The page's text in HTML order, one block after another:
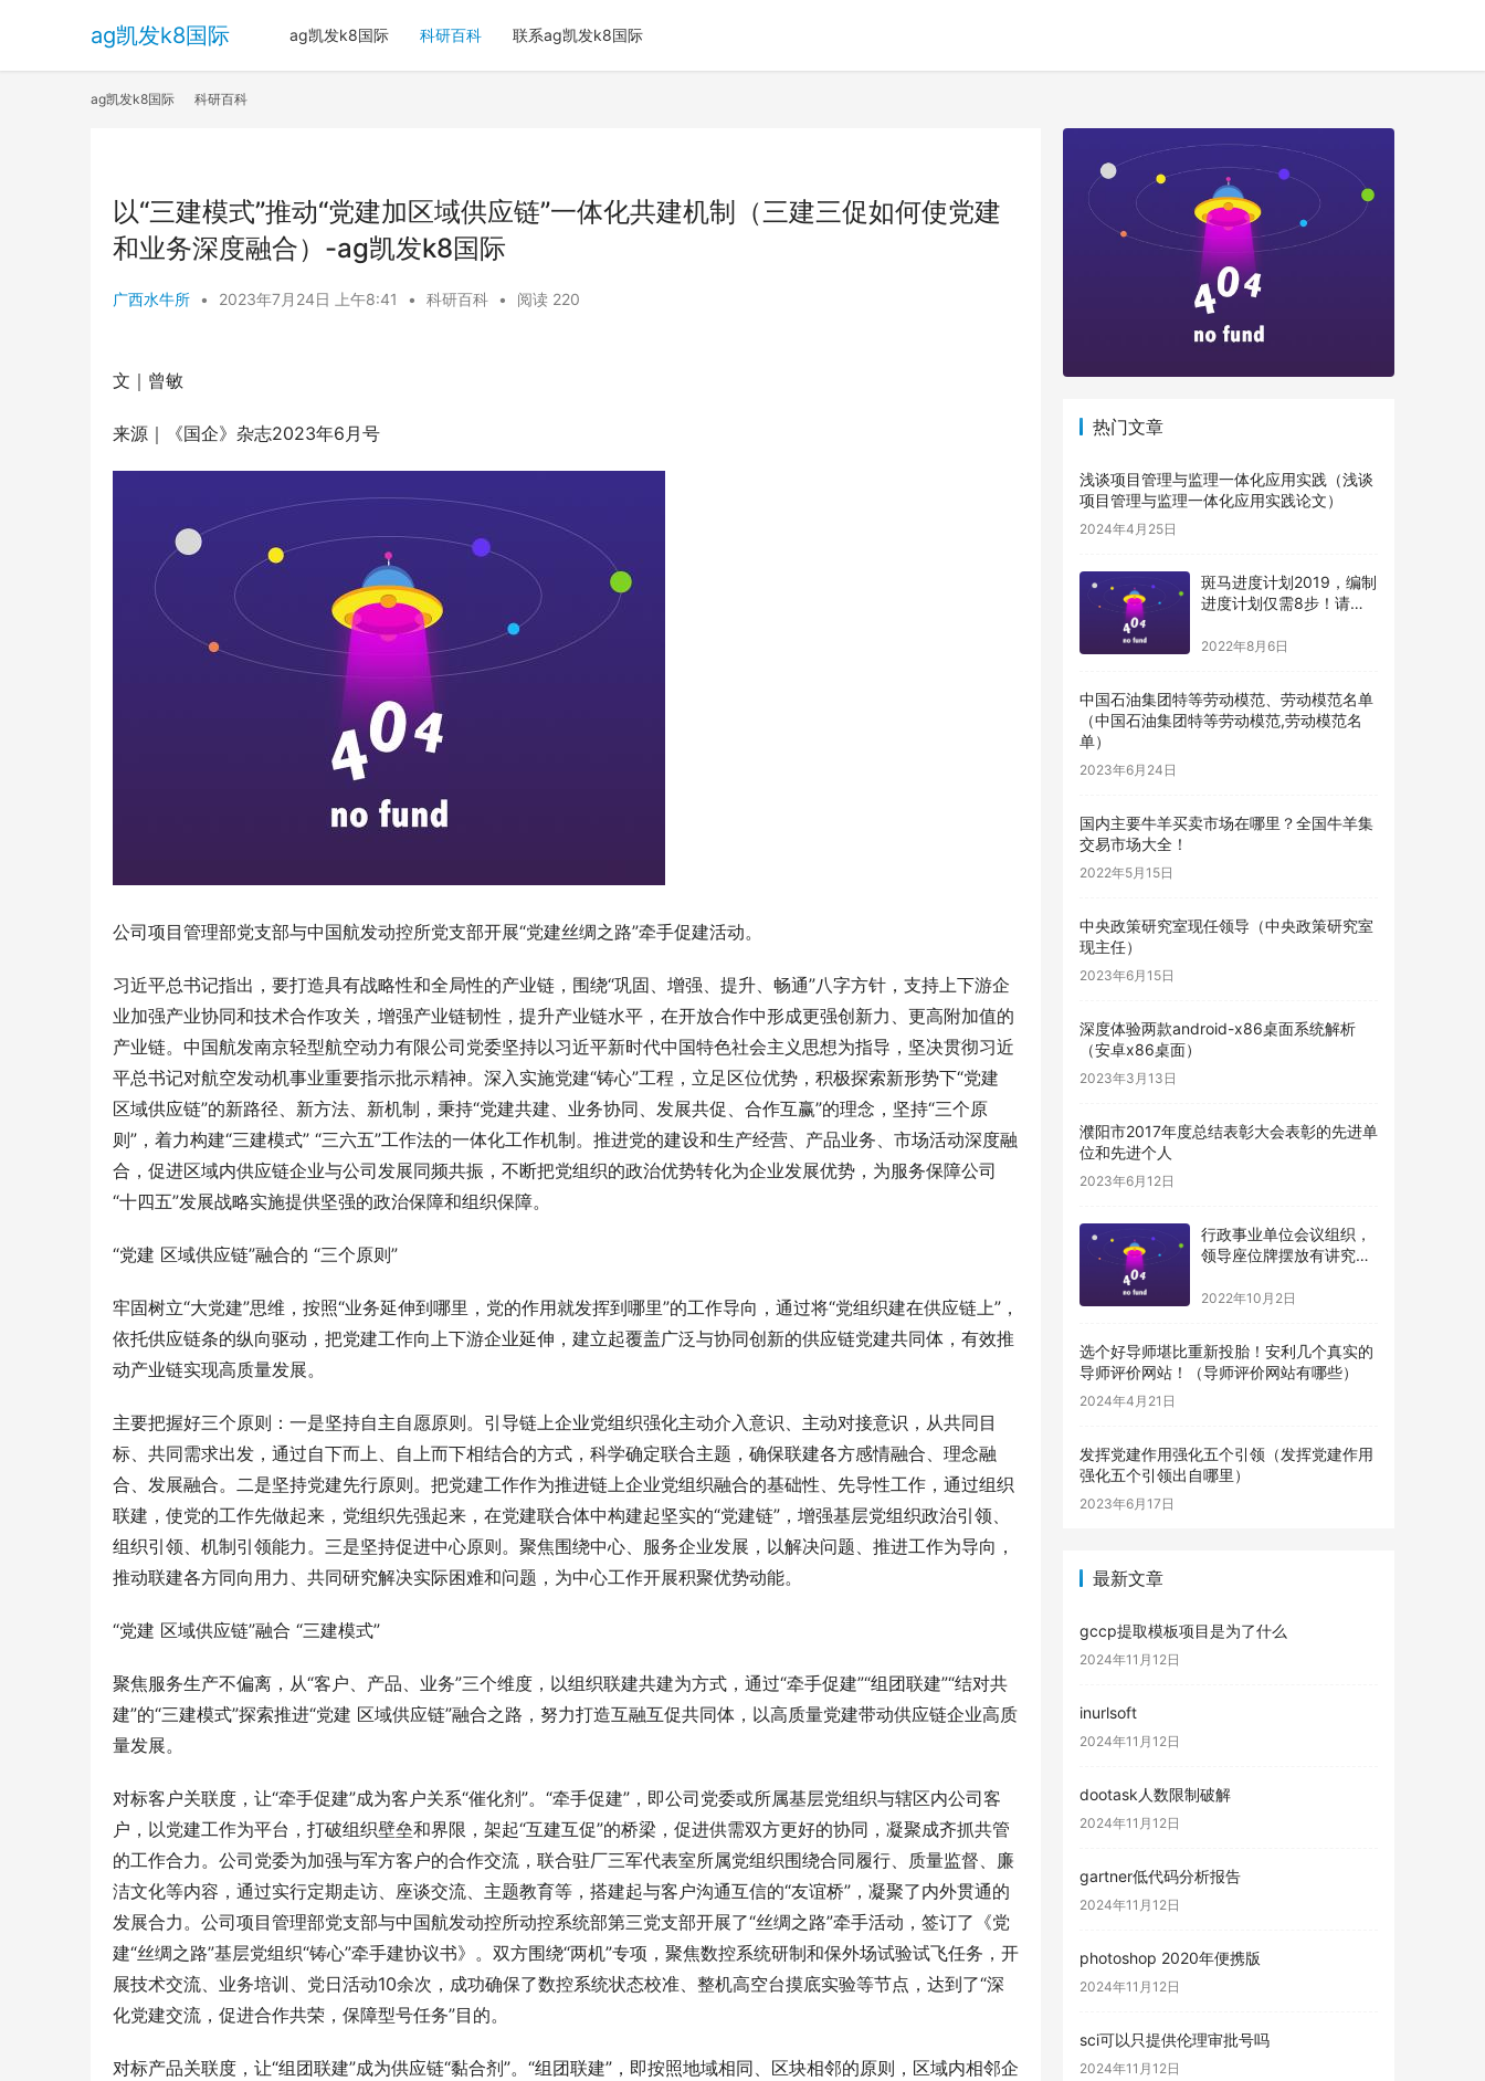
ag凯发k8国际 ag凯发k8国际 科研百科 联系ag凯发k8国际
ag凯发k8国际 科研百科
以“三建模式”推动“党建加区域供应链”一体化共建机制（三建三促如何使党建
和业务深度融合）-ag凯发k8国际
广西水牛所 • 2023年7月24日 上午8:41 • 科研百科 • 阅读 220
文｜ 曾敏
来源｜《国企》杂志2023年6月号
公司项目管理部党支部与中国航发动控所党支部开展“党建丝绸之路”牵手促建活动。
习近平总书记指出，要打造具有战略性和全局性的产业链 ，围绕“巩固、增强、提升、畅通”八字方针 ，支持上下游企
业加强产业协同和技术合作攻关，增强产业链韧性，提升产业链水平，在开放合作中形成更强创新力、更高附加值的
产业链。 中国航发南京轻型航空动力有限公司党委坚持以习近平新时代中国特色社会主义思想为指导，坚决贯彻习近
平总书记对航空发动机事业重要指示批示精神。深入实施党建“铸心”工程，立足区位优势，积极探索新形势下“党建
区域供应链”的新路径、新方法、新机制，秉持“党建共建、业务协同、发展共促、合作互赢”的理念，坚持“三个原
则”，着力构建“三建模式” “三六五”工作法的一体化工作机制。推进党的建设和生产经营、产品业务、市场活动深度融
合，促进区域内供应链企业与公司发展同频共振，不断把党组织的政治优势转化为企业发展优势，为服务保障公司
“十四五”发展战略实施提供坚强的政治保障和组织保障。
“党建 区域供应链”融合的 “三个原则”
牢固树立“大党建”思维，按照“业务延伸到哪里，党的作用就发挥到哪里”的工作导向，通过将“党组织建在供应链上”，
依托供应链条的纵向驱动，把党建工作向上下游企业延伸，建立起覆盖广泛与协同创新的供应链党建共同体，有效推
动产业链实现高质量发展。
主要把握好三个原则：一是坚持自主自愿原则。引导链上企业党组织强化主动介入意识、主动对接意识，从共同目
标、共同需求出发，通过自下而上、自上而下相结合的方式，科学确定联合主题，确保联建各方感情融合、理念融
合、发展融合。二是坚持党建先行原则。把党建工作作为推进链上企业党组织融合的基础性、先导性工作，通过组织
联建，使党的工作先做起来，党组织先强起来，在党建联合体中构建起坚实的“党建链”，增强基层党组织政治引领、
组织引领、机制引领能力。三是坚持促进中心原则。聚焦围绕中心、服务企业发展，以解决问题、推进工作为导向，
推动联建各方同向用力、共同研究解决实际困难和问题，为中心工作开展积聚优势动能。
“党建 区域供应链”融合 “三建模式”
聚焦服务生产不偏离，从“客户、产品、业务”三个维度，以组织联建共建为方式，通过“牵手促建”“组团联建”“结对共
建”的“三建模式”探索推进“党建 区域供应链”融合之路，努力打造互融互促共同体，以高质量党建带动供应链企业高质
量发展。
对标客户关联度，让“牵手促建”成为客户关系“催化剂”。“牵手促建”，即公司党委或所属基层党组织与辖区内公司客
户，以党建工作为平台，打破组织壁垒和界限，架起“互建互促”的桥梁，促进供需双方更好的协同，凝聚成齐抓共管
的工作合力。公司党委为加强与军方客户的合作交流，联合驻厂三军代表室所属党组织围绕合同履行、质量监督、廉
洁文化等内容，通过实行定期走访、座谈交流、主题教育等，搭建起与客户沟通互信的“友谊桥”，凝聚了内外贯通的
发展合力。公司项目管理部党支部与中国航发动控所动控系统部第三党支部开展了“丝绸之路”牵手活动，签订了《党
建“丝绸之路”基层党组织“铸心”牵手建协议书》。双方围绕“两机”专项，聚焦数控系统研制和保外场试验试飞任务，开
展技术交流、业务培训、党日活动10余次，成功确保了数控系统状态校准、整机高空台摸底实验等节点，达到了“深
化党建交流，促进合作共荣，保障型号任务”目的。
对标产品关联度，让“组团联建”成为供应链“黏合剂”。“组团联建”，即按照地域相同、 区块相邻的原则，区域内相邻企
热门文章
浅谈项目管理与监理一体化应用实践（浅谈
项目管理与监理一体化应用实践论文）
2024年4月25日
斑马进度计划2019，编制
进度计划仅需8步！请收
骤）
2022年8月6日
中国石油集团特等劳动模范、劳动模范名单
（中国石油集团特等劳动模范,劳动模范名
单）
2023年6月24日
国内主要牛羊买卖市场在哪里？全国牛羊集
交易市场大全！
2022年5月15日
中央政策研究室现任领导（中央政策研究室
现主任）
2023年6月15日
深度体验两款android-x86桌面系统解析
（安卓x86桌面）
2023年3月13日
濮阳市2017年度总结表彰大会表彰的先进单
位和先进个人
2023年6月12日
行政事业单位会议组织，
领导座位牌摆放有讲究，
放顺序）
2022年10月2日
选个好导师堪比重新投胎！安利几个真实的
导师评价网站！（导师评价网站有哪些）
2024年4月21日
发挥党建作用强化五个引领（发挥党建作用
强化五个引领出自哪里）
2023年6月17日
最新文章
gccp提取模板项目是为了什么
2024年11月12日
inurlsoft
2024年11月12日
dootask人数限制破解
2024年11月12日
gartner低代码分析报告
2024年11月12日
photoshop 2020年便携版
2024年11月12日
sci可以只提供伦理审批号吗
2024年11月12日